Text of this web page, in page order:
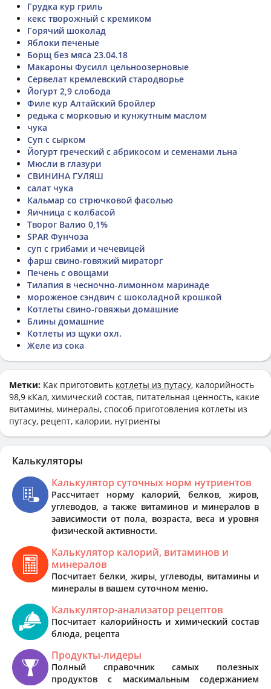
Грудка кур гриль
кекс творожный с кремиком
Горячий шоколад
Яблоки печеные
Борщ без мяса 23.04.18
Макароны Фусилл цельноозерновые
Сервелат кремлевский стародворье
Йогурт 2,9 слобода
Филе кур Алтайский бройлер
редька с морковью и кунжутным маслом
чука
Суп с сырком
Йогурт греческий с абрикосом и семенами льна
Мюсли в глазури
СВИНИНА ГУЛЯШ
салат чука
Кальмар со стрючковой фасолью
Яичница с колбасой
Творог Валио 0,1%
SPAR Фунчоза
суп с грибами и чечевицей
фарш свино-говяжий мираторг
Печень с овощами
Тилапия в чесночно-лимонном маринаде
мороженое сэндвич с шоколадной крошкой
Котлеты свино-говяжьи домашние
Блины домашние
Котлеты из щуки охл.
Желе из сока
Метки: Как приготовить котлеты из путасу, калорийность
98,9 кКал, химический состав, питательная ценность, какие
витамины, минералы, способ приготовления котлеты из
путасу, рецепт, калории, нутриенты
Калькуляторы
Калькулятор суточных норм нутриентов
Рассчитает норму калорий, белков, жиров,
углеводов, а также витаминов и минералов в
зависимости от пола, возраста, веса и уровня
физической активности.
Калькулятор калорий, витаминов и
минералов
Посчитает белки, жиры, углеводы, витамины и
минералы в вашем суточном меню.
Калькулятор-анализатор рецептов
Посчитает калорийность и химический состав
блюда, рецепта
Продукты-лидеры
Полный справочник самых полезных
продуктов с маскимальным содержанием